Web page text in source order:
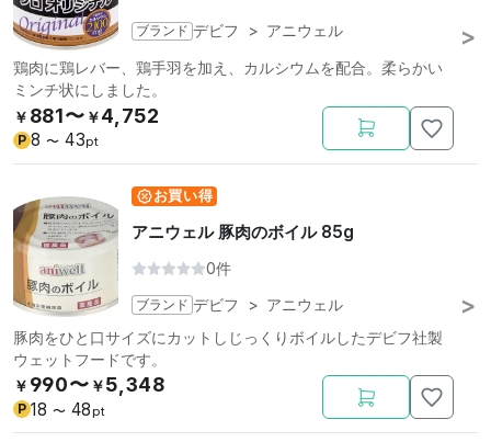
ブランド デビフ > アニウェル
鶏肉に鶏レバー、鶏手羽を加え、カルシウムを配合。柔らかい
ミンチ状にしました。
￥ 881〜 ￥4,752
P 8 〜 43pt
お買い得
アニウェル 豚肉のボイル 85g
0件
ブランド デビフ > アニウェル
豚肉をひと口サイズにカットしじっくりボイルしたデビフ社製
ウェットフードです。
￥ 990〜 ￥5,348
P 18 〜 48 pt